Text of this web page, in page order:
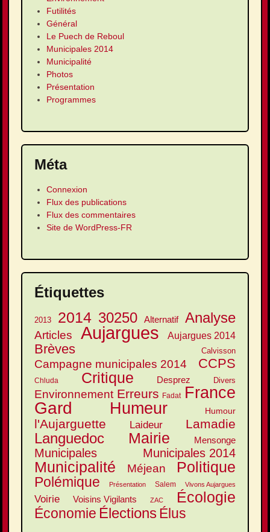
Futilités
Général
Le Puech de Reboul
Municipales 2014
Municipalité
Photos
Présentation
Programmes
Méta
Connexion
Flux des publications
Flux des commentaires
Site de WordPress-FR
Étiquettes
2013 2014 30250 Alternatif Analyse
Articles Aujargues Aujargues 2014
Brèves Calvisson
Campagne municipales 2014 CCPS
Chluda Critique Desprez Divers
Environnement Erreurs Fadat France
Gard Humeur Humour
l'Aujarguette Laideur Lamadie
Languedoc Mairie Mensonge
Municipales Municipales 2014
Municipalité Méjean Politique
Polémique Présentation Salem Vivons Aujargues
Voirie Voisins Vigilants ZAC Écologie
Économie ÉlectionsÉlus